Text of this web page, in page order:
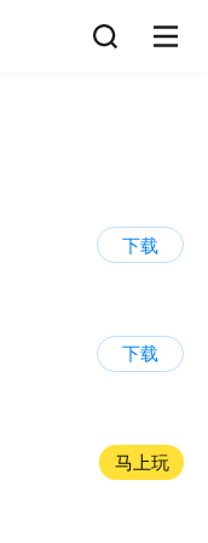
下载
下载
马上玩